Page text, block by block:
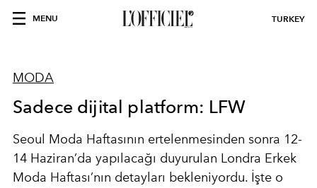
MENU TURKEY
MODA
Sadece dijital platform: LFW
Seoul Moda Haftasının ertelenmesinden sonra 12-
14 Haziran’da yapılacağı duyurulan Londra Erkek
Moda Haftası’nın detayları bekleniyordu. İşte o